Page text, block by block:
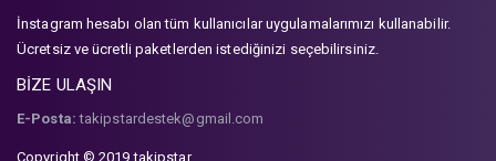
İnstagram hesabı olan tüm kullanıcılar uygulamalarımızı kullanabilir.
Ücretsiz ve ücretli paketlerden istediğinizi seçebilirsiniz.
BİZE ULAŞIN
E-Posta: takipstardestek@gmail.com
Copyright © 2019 takipstar.